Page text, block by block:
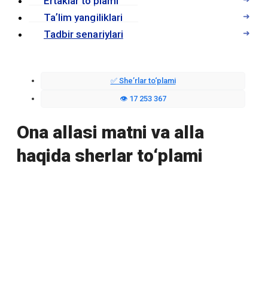
Taʼlim yangiliklari
Tadbir senariylari
✅ Sheʼrlar to‘plami
👁️ 17 253 367
Ona allasi matni va alla
haqida sherlar to‘plami